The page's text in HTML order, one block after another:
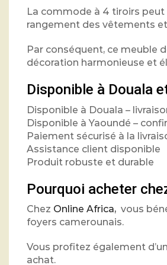
La commode à 4 tiroirs peut
rangement des vêtements
Par conséquent, ce meuble
décoration harmonieuse et
Disponible à Douala
Disponible à Douala –
Disponible à Yaoundé –
Paiement sécurisé à la
Assistance client disponible
Produit robuste et durable
Pourquoi acheter
Chez Online Africa, vous
foyers camerounais.
Vous profitez également
achat.